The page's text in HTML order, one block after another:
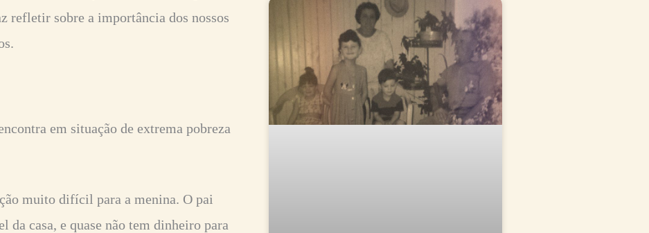
refletir sobre a importância dos nossos
em situação de extrema pobreza
muito difícil para a menina. O pai
da casa, e quase não tem dinheiro para